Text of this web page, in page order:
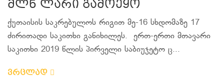
მლნ ლარი გამოეყო
ქუთაისის საკრებულოს რიგით მე-16 სხდომაზე 17
ძირითადი საკითხი განიხილეს. ერთ-ერთი მთავარი
საკითხი 2019 წლის პირველი საბიუჯეტო ც...
ვრცლად